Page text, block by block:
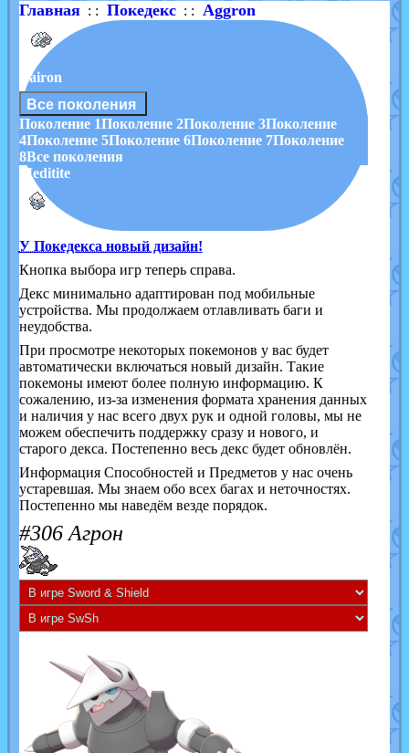
Главная: : Покедекс: : Aggron
Lairon
Все поколения
Поколение 1Поколение 2Поколение 3Поколение
4Поколение 5Поколение 6Поколение 7Поколение
8Все поколения
Meditite
У Покедекса новый дизайн!
Кнопка выбора игр теперь справа.
Декс минимально адаптирован под мобильные
устройства. Мы продолжаем отлавливать баги и
неудобства.
При просмотре некоторых покемонов у вас будет
автоматически включаться новый дизайн. Такие
покемоны имеют более полную информацию. К
сожалению, из-за изменения формата хранения данных
и наличия у нас всего двух рук и одной головы, мы не
можем обеспечить поддержку сразу и нового, и
старого декса. Постепенно весь декс будет обновлён.
Информация Способностей и Предметов у нас очень
устаревшая. Мы знаем обо всех багах и неточностях.
Постепенно мы наведём везде порядок.
#306 Агрон